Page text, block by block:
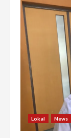
Lokal News